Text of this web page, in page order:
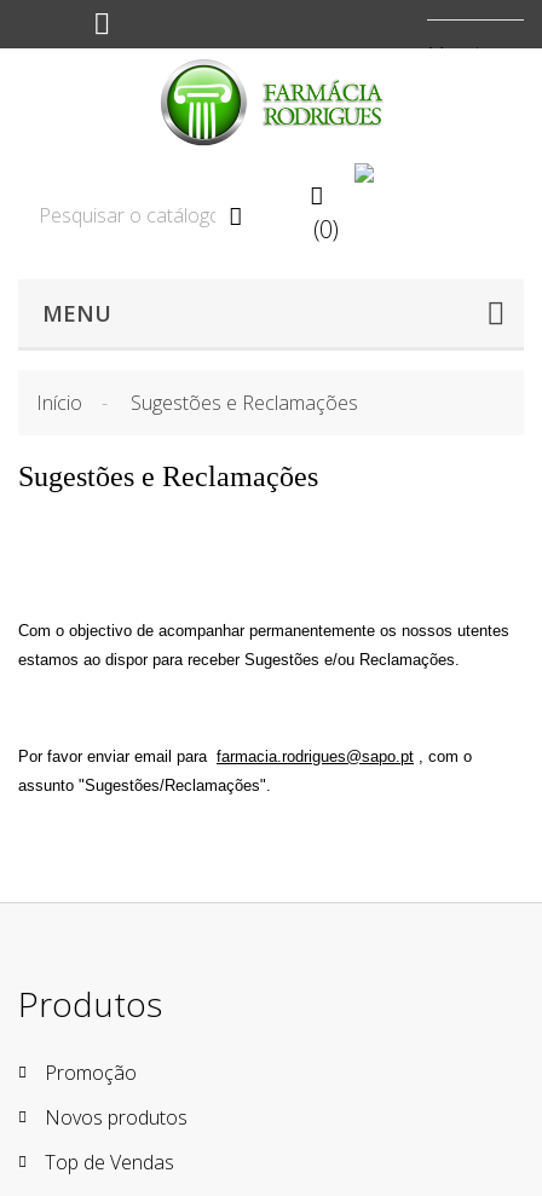
Moeda:


(0)
MENU
Início Sugestões e Reclamações
Sugestões e Reclamações
Com o objectivo de acompanhar permanentemente os nossos utentes
estamos ao dispor para receber Sugestões e/ou Reclamações.
Por favor enviar email para farmacia.rodrigues@sapo.pt , com o
assunto "Sugestões/Reclamações"
Produtos
Promoção
Novos produtos
Top de Vendas